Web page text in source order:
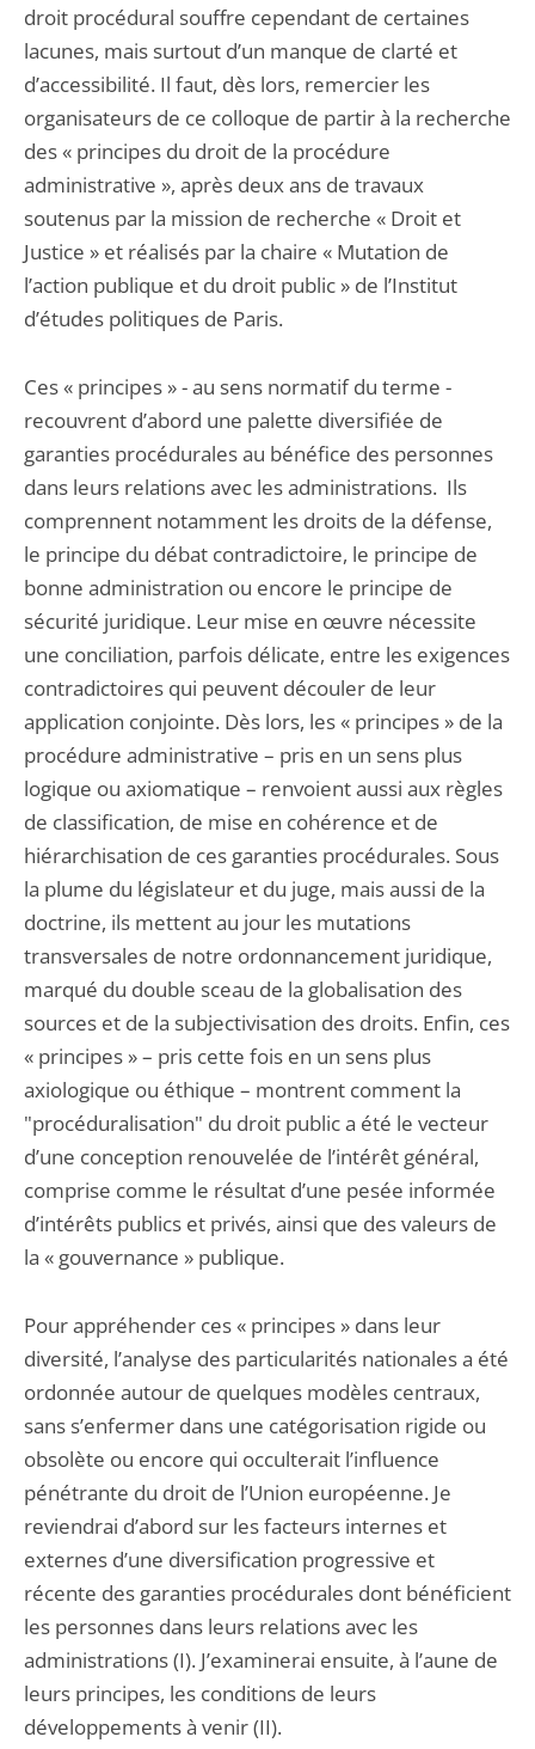
droit procédural souffre cependant de certaines
lacunes, mais surtout d’un manque de clarté et
d’accessibilité. Il faut, dès lors, remercier les
organisateurs de ce colloque de partir à la recherche
des « principes du droit de la procédure
administrative », après deux ans de travaux
soutenus par la mission de recherche « Droit et
Justice » et réalisés par la chaire « Mutation de
l’action publique et du droit public » de l’Institut
d’études politiques de Paris.
Ces « principes » - au sens normatif du terme -
recouvrent d’abord une palette diversifiée de
garanties procédurales au bénéfice des personnes
dans leurs relations avec les administrations. Ils
comprennent notamment les droits de la défense,
le principe du débat contradictoire, le principe de
bonne administration ou encore le principe de
sécurité juridique. Leur mise en œuvre nécessite
une conciliation, parfois délicate, entre les exigences
contradictoires qui peuvent découler de leur
application conjointe. Dès lors, les « principes » de la
procédure administrative – pris en un sens plus
logique ou axiomatique – renvoient aussi aux règles
de classification, de mise en cohérence et de
hiérarchisation de ces garanties procédurales. Sous
la plume du législateur et du juge, mais aussi de la
doctrine, ils mettent au jour les mutations
transversales de notre ordonnancement juridique,
marqué du double sceau de la globalisation des
sources et de la subjectivisation des droits. Enfin, ces
« principes » – pris cette fois en un sens plus
axiologique ou éthique – montrent comment la
"procéduralisation" du droit public a été le vecteur
d’une conception renouvelée de l’intérêt général,
comprise comme le résultat d’une pesée informée
d’intérêts publics et privés, ainsi que des valeurs de
la « gouvernance » publique.
Pour appréhender ces « principes » dans leur
diversité, l’analyse des particularités nationales a été
ordonnée autour de quelques modèles centraux,
sans s’enfermer dans une catégorisation rigide ou
obsolète ou encore qui occulterait l’influence
pénétrante du droit de l’Union européenne. Je
reviendrai d’abord sur les facteurs internes et
externes d’une diversification progressive et
récente des garanties procédurales dont bénéficient
les personnes dans leurs relations avec les
administrations (I). J’examinerai ensuite, à l’aune de
leurs principes, les conditions de leurs
développements à venir (II).